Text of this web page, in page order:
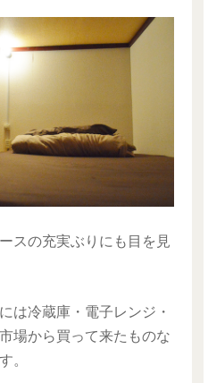
スの充実ぶりにも目を見
は冷蔵庫・電子レンジ・
場から買って来たものな
。